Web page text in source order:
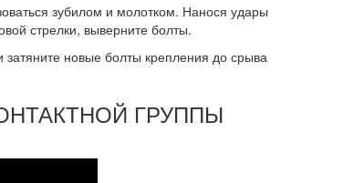
зубилом и молотком. Нанося удары
стрелки, выверните болты.
но­вые болты крепления до срыва
ГРУППЫ